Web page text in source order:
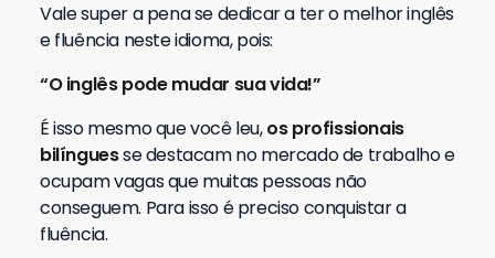
Vale super a pena se dedicar a ter o melhor inglês
e fluência neste idioma, pois:
“O inglês pode mudar sua vida!”
É isso mesmo que você leu,os profissionais
bilínguesse destacam no mercado de trabalho e
ocupam vagas que muitas pessoas não
conseguem. Para isso é preciso conquistar a
fluência.